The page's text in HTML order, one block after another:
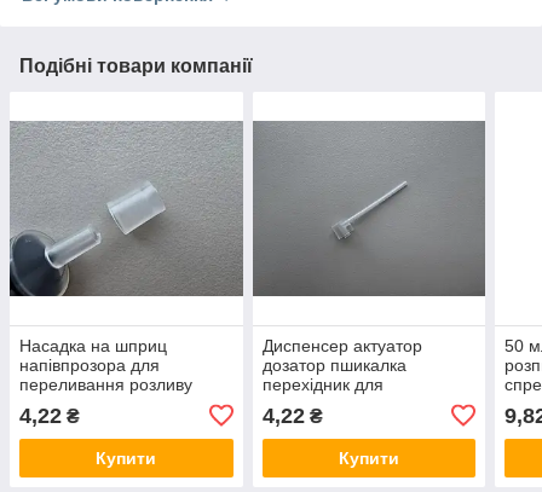
Подібні товари компанії
Насадка на шприц
напівпрозора для
переливання розливу
перехідник ковпачок
4,22 ₴
Купити
Диспенсер актуатор
дозатор пшикалка
перехідник для
парфумів
4,22₴
Купити
50